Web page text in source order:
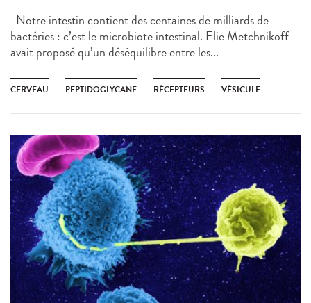
Notre intestin contient des centaines de milliards de
bactéries : c’est le microbiote intestinal. Elie Metchnikoff
avait proposé qu’un déséquilibre entre les...
CERVEAU PEPTIDOGLYCANE RÉCEPTEURS VÉSICULE